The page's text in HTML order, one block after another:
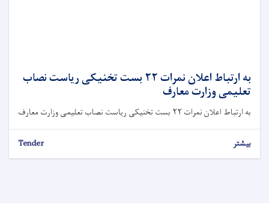
به ارتباط اعلان نمرات ۲۲ بست تخنیکی ریاست نصاب
تعلیمی وزارت معارف
به ارتباط اعلان نمرات ۲۲ بست تخنیکی ریاست نصاب تعلیمی وزارت معارف
بیشتر Tender